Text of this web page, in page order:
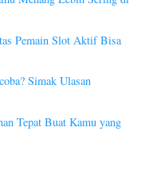
Pemain Slot Aktif Bisa
Simak Ulasan
Tepat Buat Kamu yang